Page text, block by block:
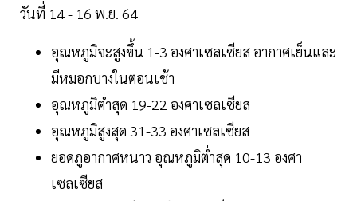
วันที่ 14 - 16 พ.ย. 64
อุณหภูมิจะสูงขึ้น 1-3 องศาเซลเซียส อากาศเย็นและ
มีหมอกบางในตอนเช้า
อุณหภูมิต่ำสุด 19-22 องศาเซลเซียส
อุณหภูมิสูงสุด 31-33 องศาเซลเซียส
ยอดภูอากาศหนาว อุณหภูมิต่ำสุด 10-13 องศา
เซลเซียส